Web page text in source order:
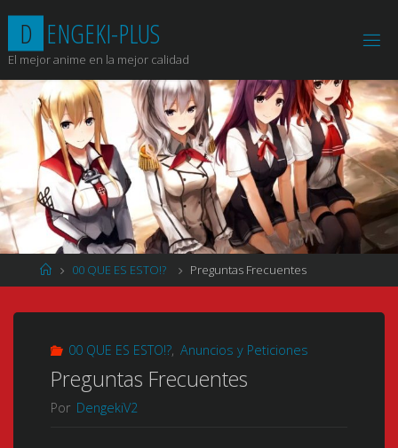
contenido
D ENGEKI-PLUS
El mejor anime en la mejor calidad
Página
de
00 QUE ES ESTO!? Preguntas Frecuentes
00 QUE ES ESTO!?, Anuncios y Peticiones
Preguntas Frecuentes
Por DengekiV2